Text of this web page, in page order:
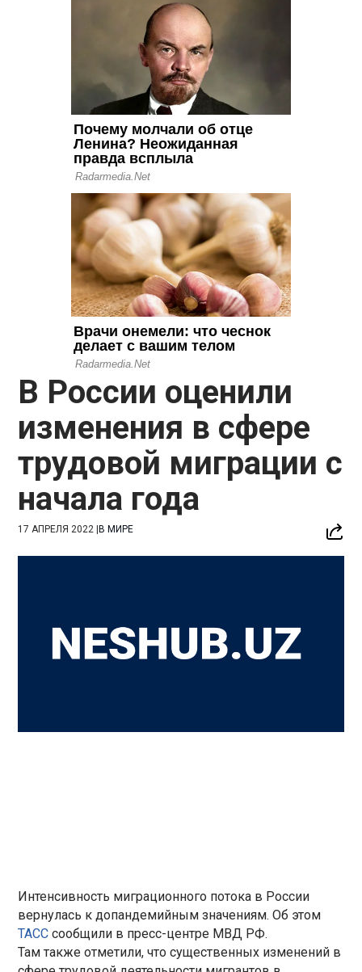
В России оценили
изменения в сфере
трудовой миграции с
начала года
17 АПРЕЛЯ 2022 |В МИРЕ
Интенсивность миграционного потока в России
вернулась к допандемийным значениям. Об этом
ТАСС сообщили в пресс-центре МВД РФ.
Там также отметили, что существенных изменений в